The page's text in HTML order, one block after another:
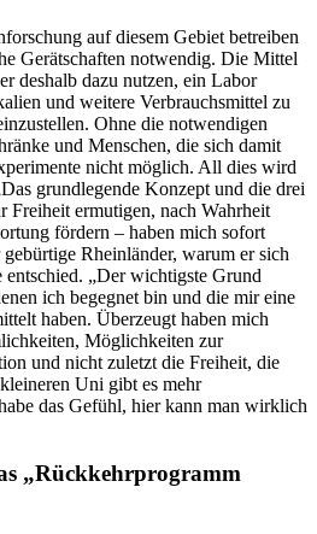
auf diesem Gebiet betreiben
Gerätschaften notwendig. Die Mittel
deshalb dazu nutzen, ein Labor
und weitere Verbrauchsmittel zu
Ohne die notwendigen
und Menschen, die sich damit
nicht möglich. All dies wird
grundlegende Konzept und die drei
ermutigen, nach Wahrheit
fördern – haben mich sofort
Rheinländer, warum er sich
„Der wichtigste Grund
ich begegnet bin und die mir eine
haben. Überzeugt haben mich
Möglichkeiten zur
und nicht zuletzt die Freiheit, die
Uni gibt es mehr
das Gefühl, hier kann man wirklich
„Rückkehrprogramm